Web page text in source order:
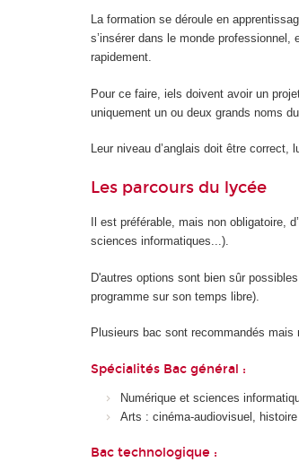
La formation se déroule en
s’insérer dans le monde professionnel,
rapidement.
Pour ce faire, iels doivent avoir un
uniquement un ou deux grands noms
Leur niveau d’anglais doit être correct,
Les parcours du lycée
Il est préférable, mais non obligatoire,
sciences informatiques...).
D'autres options sont bien sûr
programme sur son temps libre).
Plusieurs bac sont recommandés mais
Spécialités Bac général :
Numérique et sciences
Arts : cinéma-audiovisuel,
Bac technologique :